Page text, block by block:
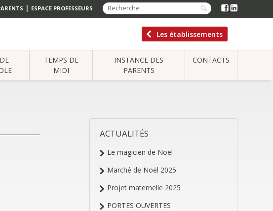
| ESPACE PROFESSEURS
Les établissements
TEMPS DE
MIDI
INSTANCE DES
PARENTS
CONTACTS
NAVIGATION
ACTUALITÉS
Le magicien de Noël
Marché de Noël 2025
Projet maternelle 2025
PORTES OUVERTES